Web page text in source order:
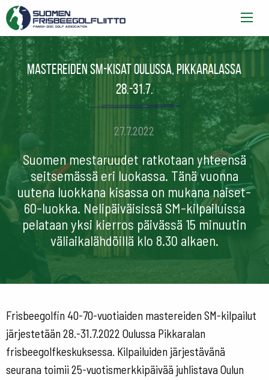
Mastereiden SM-kisat Oulussa, Pikkaralassa
28.-31.7.
27.7.2022
Suomen mestaruudet ratkotaan yhteensä
seitsemässä eri luokassa. Tänä vuonna
uutena luokkana kisassa on mukana naiset-
60-luokka. Nelipäiväisissä SM-kilpailuissa
pelataan yksi kierros päivässä 15 minuutin
väliaikalähdöillä klo 8.30 alkaen.
Frisbeegolfin 40-70-vuotiaiden mastereiden SM-kilpailut
järjestetään 28.-31.7.2022 Oulussa Pikkaralan
frisbeegolfkeskuksessa. Kilpailuiden järjestävänä
seurana toimii 25-vuotismerkkipäivää juhlistava Oulun